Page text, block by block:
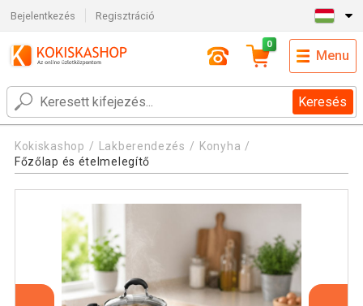
Bejelentkezés Regisztráció
Keresés
0
Menu
Kokiskashop Lakberendezés
Konyha
Főzőlap és ételmelegítő